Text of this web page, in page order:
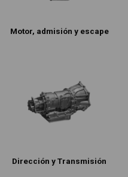
Motor, admisión y escape
Dirección y Transmisión